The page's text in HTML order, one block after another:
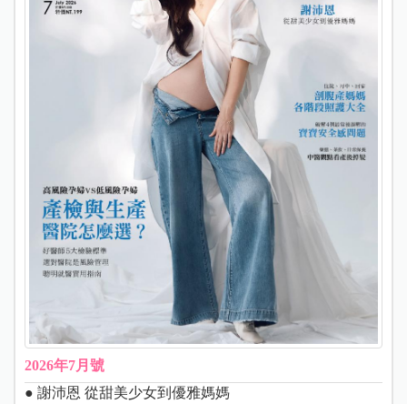
2026年7月號
● 謝沛恩 從甜美少女到優雅媽媽